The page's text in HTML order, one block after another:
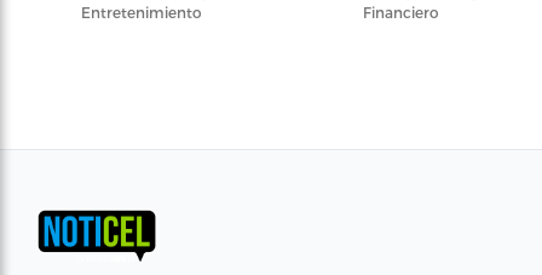
Entretenimiento
Financiero